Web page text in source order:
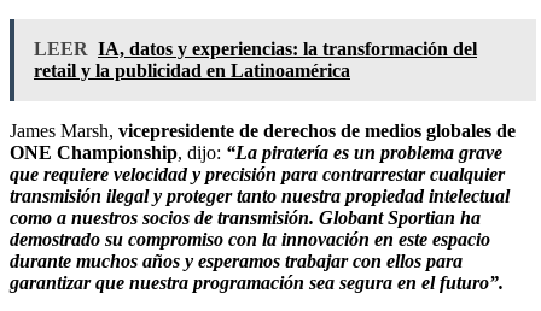
LEER IA, datos y experiencias: la transformación del
retail y la publicidad en Latinoamérica
James Marsh, vicepresidente de derechos de medios globales de
ONE Championship, dijo: “La piratería es un problema grave
que requiere velocidad y precisión para contrarrestar cualquier
transmisión ilegal y proteger tanto nuestra propiedad intelectual
como a nuestros socios de transmisión. Globant Sportian ha
demostrado su compromiso con la innovación en este espacio
durante muchos años y esperamos trabajar con ellos para
garantizar que nuestra programación sea segura en el futuro”.